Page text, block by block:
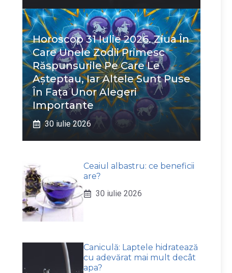
Horoscop 31 Iulie 2026. Ziua În
Care Unele Zodii Primesc
Răspunsurile Pe Care Le
Așteptau, Iar Altele Sunt Puse
În Fața Unor Alegeri
Importante
30 iulie 2026
Ceaiul albastru: ce beneficii
are?
30 iulie 2026
Caniculă: Laptele hidratează
cu adevărat mai mult decât
apa?